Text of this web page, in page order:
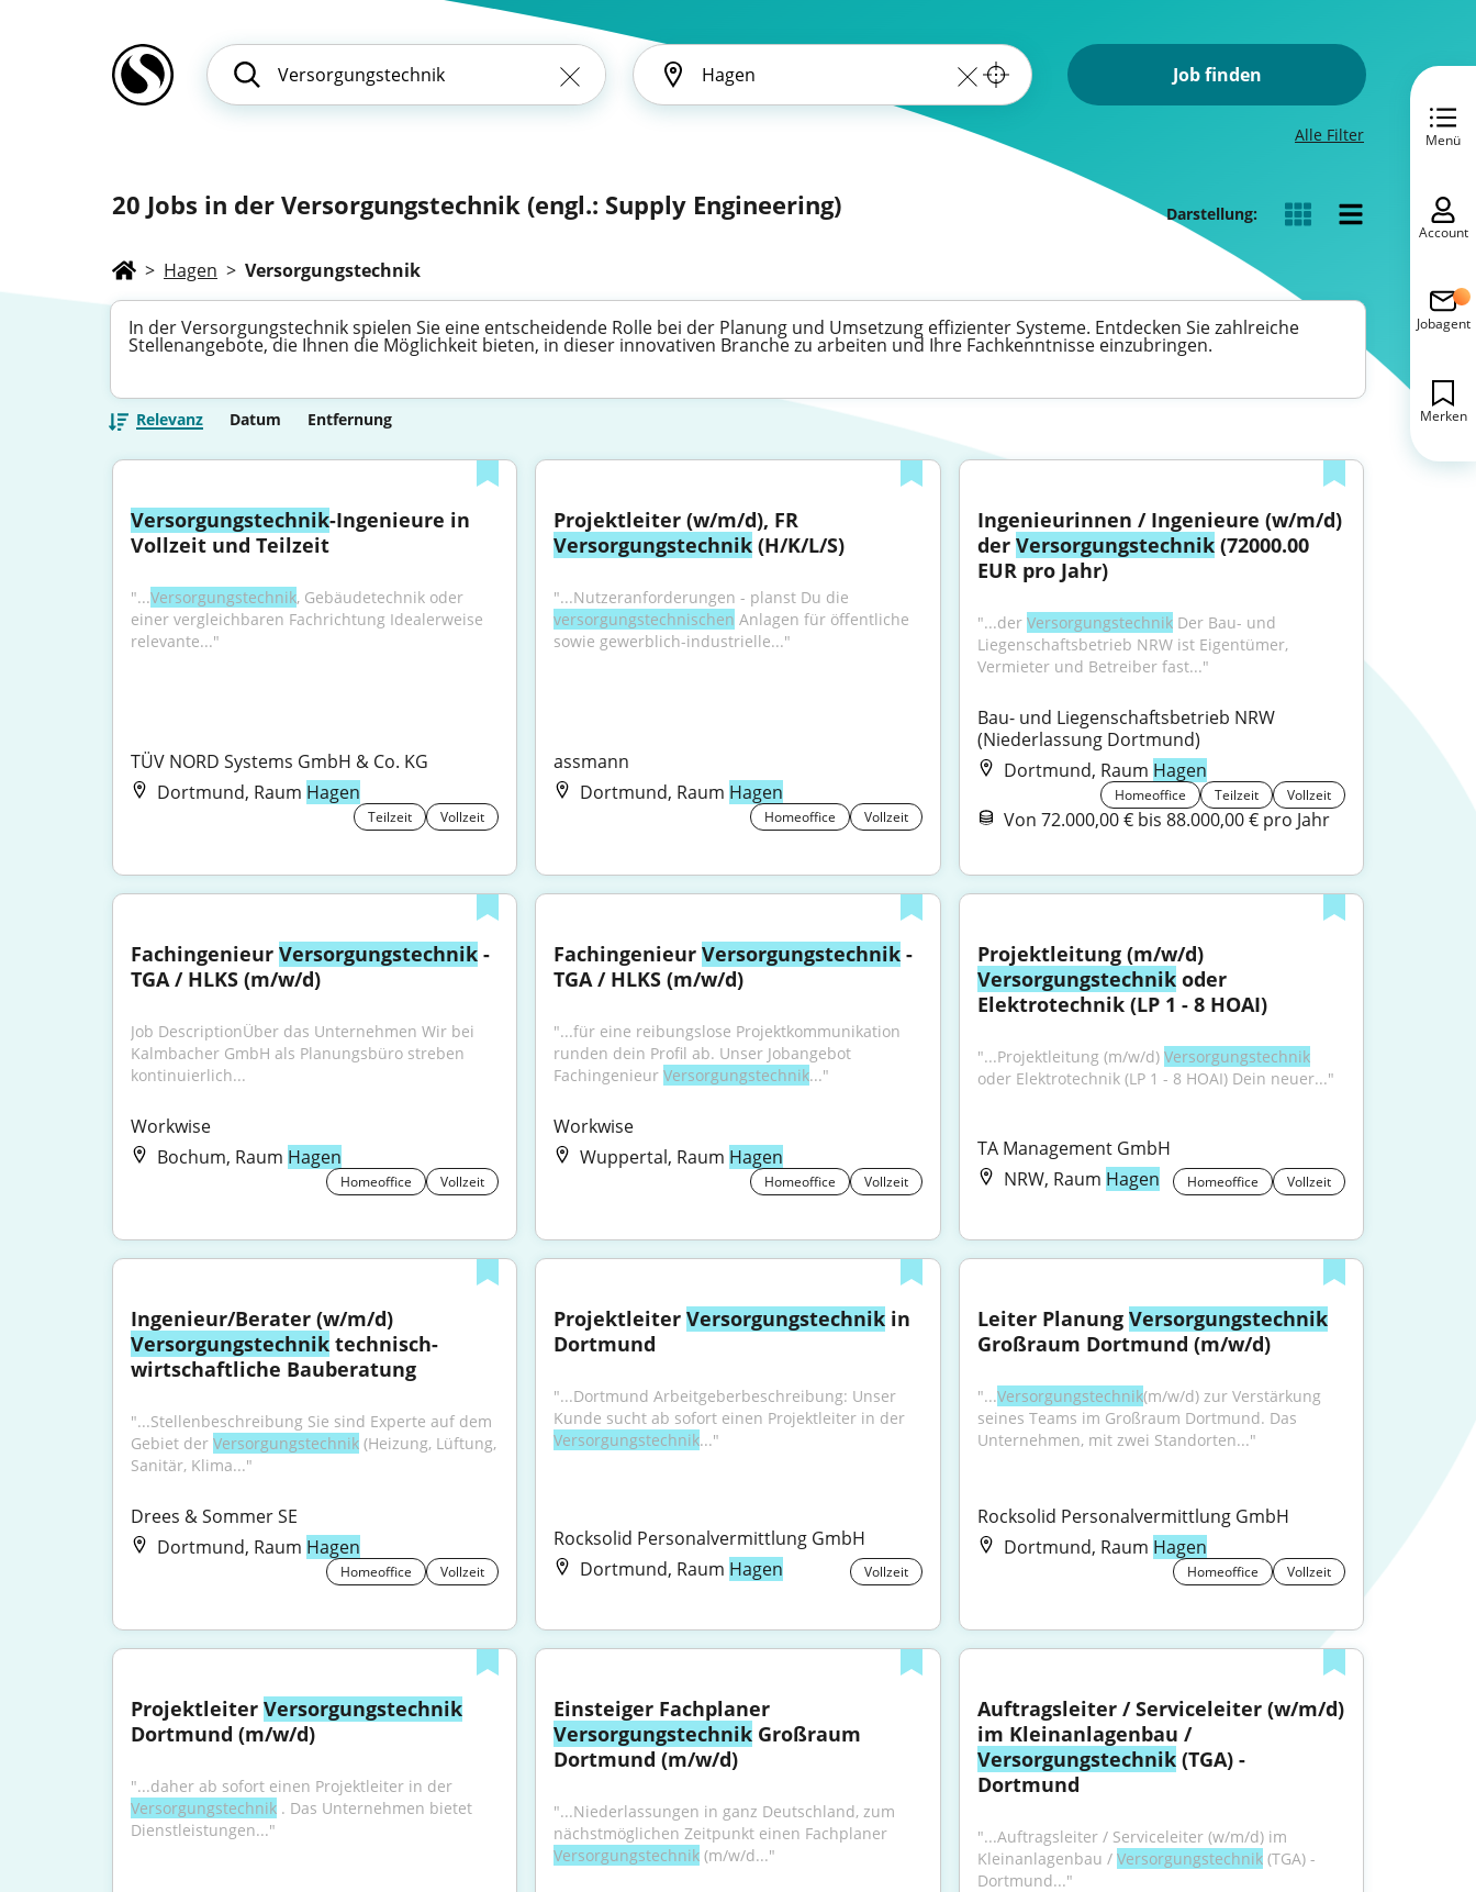
Job finden
Alle Filter
20 Jobs in der Versorgungstechnik (engl.: Supply Engineering) Darstellung:
> Hagen > Versorgungstechnik
In der Versorgungstechnik spielen Sie eine entscheidende Rolle bei der Planung und Umsetzung effizienter Systeme. Entdecken Sie zahlreiche
Stellenangebote, die Ihnen die Möglichkeit bieten, in dieser innovativen Branche zu arbeiten und Ihre Fachkenntnisse einzubringen.
Relevanz Datum Entfernung
Versorgungstechnik-Ingenieure in
Vollzeit und Teilzeit
"...Versorgungstechnik, Gebäudetechnik oder
einer vergleichbaren Fachrichtung Idealerweise
relevante..."
TÜV NORD Systems GmbH & Co. KG
Dortmund, Raum Hagen
Teilzeit Vollzeit
Versorgungstechnik (H/K/L/S)
versorgungstechnischen Anlagen für öffentliche
sowie gewerblich-industrielle..."
assmann
Dortmund, Raum Hagen
Homeoffice Vollzeit
Ingenieurinnen / Ingenieure (w/m/d)
der Versorgungstechnik (72000.00
EUR pro Jahr)
"...der Versorgungstechnik Der Bau- und
Liegenschaftsbetrieb NRW ist Eigentümer,
Vermieter und Betreiber fast..."
Bau- und Liegenschaftsbetrieb NRW
(Niederlassung Dortmund)
Dortmund, Raum Hagen
Homeoffice Teilzeit Vollzeit
Von 72.000,00 € bis 88.000,00 € pro Jahr
Fachingenieur Versorgungstechnik -
TGA / HLKS (m/w/d)
Job DescriptionÜber das Unternehmen Wir bei
Kalmbacher GmbH als Planungsbüro streben
kontinuierlich...
Workwise
Bochum, Raum Hagen
Homeoffice Vollzeit
Fachingenieur Versorgungstechnik -
TGA / HLKS (m/w/d)
"...für eine reibungslose Projektkommunikation
runden dein Profil ab. Unser Jobangebot
Fachingenieur Versorgungstechnik..."
Workwise
Wuppertal, Raum Hagen
Homeoffice Vollzeit
Projektleitung (m/w/d)
Versorgungstechnik oder
Elektrotechnik (LP 1 - 8 HOAI)
"...Projektleitung (m/w/d) Versorgungstechnik
oder Elektrotechnik (LP 1 - 8 HOAI) Dein neuer..."
TA Management GmbH
NRW, Raum Hagen Homeoffice Vollzeit
Versorgungstechnik technisch-
wirtschaftliche Bauberatung
"...Stellenbeschreibung Sie sind Experte auf dem
Gebiet der Versorgungstechnik (Heizung, Lüftung,
Sanitär, Klima..."
Drees & Sommer SE
Dortmund, Raum Hagen
Homeoffice Vollzeit
Projektleiter Versorgungstechnik in
Dortmund
"...Dortmund Arbeitgeberbeschreibung: Unser
Versorgungstechnik..."
Rocksolid Personalvermittlung GmbH
Dortmund, Raum Hagen Vollzeit
Leiter Planung Versorgungstechnik
Großraum Dortmund (m/w/d)
"...Versorgungstechnik(m/w/d) zur Verstärkung
seines Teams im Großraum Dortmund. Das
Unternehmen, mit zwei Standorten..."
Rocksolid Personalvermittlung GmbH
Dortmund, Raum Hagen
Homeoffice Vollzeit
Projektleiter Versorgungstechnik
Dortmund (m/w/d)
Versorgungstechnik . Das Unternehmen bietet
Dienstleistungen..."
Versorgungstechnik Großraum
Dortmund (m/w/d)
"...Niederlassungen in ganz Deutschland, zum
Versorgungstechnik (m/w/d..."
Auftragsleiter / Serviceleiter (w/m/d)
im Kleinanlagenbau /
Versorgungstechnik (TGA) -
Dortmund
"...Auftragsleiter / Serviceleiter (w/m/d) im
Kleinanlagenbau / Versorgungstechnik (TGA) -
Dortmund..."
Menü
Account
Jobagent
Merken